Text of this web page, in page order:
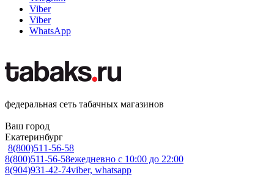
Viber
Viber
WhatsApp
федеральная сеть табачных магазинов
Ваш город
Екатеринбург
8(800)511-56-58
8(800)511-56-58ежедневно с 10:00 до 22:00
8(904)931-42-74viber, whatsapp